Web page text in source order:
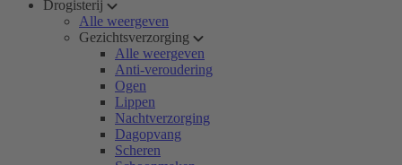
Drogisterij
Alle weergeven
Gezichtsverzorging
Alle weergeven
Anti-veroudering
Ogen
Lippen
Nachtverzorging
Dagopvang
Scheren